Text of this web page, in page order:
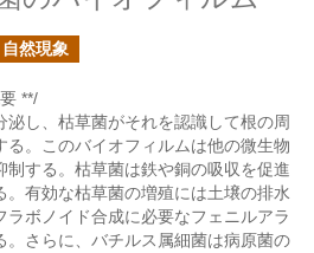
自然現象
**/
し、枯草菌がそれを認識して根の周
る。このバイオフィルムは他の微生物
する。枯草菌は鉄や銅の吸収を促進
有効な枯草菌の増殖には土壌の排水
ボノイド合成に必要なフェニルアラ
。さらに、バチルス属細菌は病原菌の